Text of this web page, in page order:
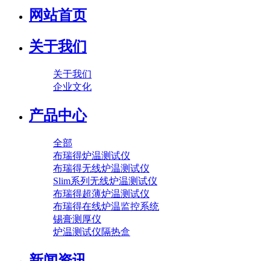
网站首页
关于我们
关于我们
企业文化
产品中心
全部
布瑞得炉温测试仪
布瑞得无线炉温测试仪
Slim系列无线炉温测试仪
布瑞得超薄炉温测试仪
布瑞得在线炉温监控系统
锡膏测厚仪
炉温测试仪隔热盒